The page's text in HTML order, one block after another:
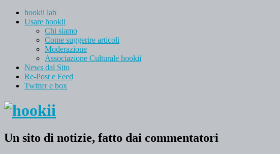
hookii lab
Usare hookii
Chi siamo
Come suggerire articoli
Moderazione
Associazione Culturale hookii
News dal Sito
Re-Post e Feed
Twitter e box
Un sito di notizie, fatto dai commentatori